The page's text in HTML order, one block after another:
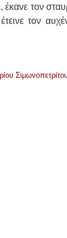
τον
τον